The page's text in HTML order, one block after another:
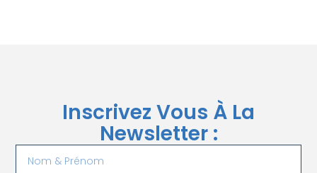
Inscrivez Vous À La
Newsletter :